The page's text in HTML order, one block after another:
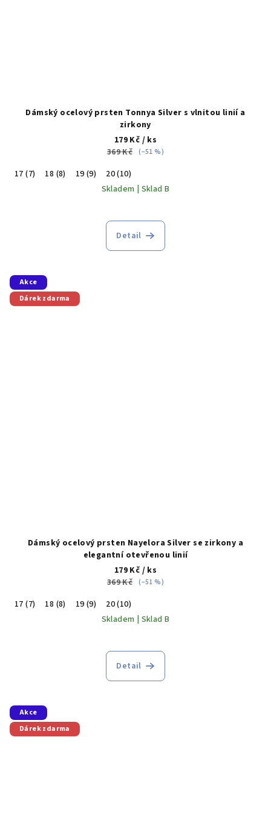
Dámský ocelový prsten Tonnya Silver s vlnitou linií a
zirkony
179 Kč / ks
369 Kč (–51 %)
17 (7) 18 (8) 19 (9)
20 (10)
Skladem | Sklad B
Detail
Akce
Dárek zdarma
Dámský ocelový prsten Nayelora Silver se zirkony a
elegantní otevřenou linií
179 Kč / ks
369 Kč (–51 %)
17 (7) 18 (8) 19 (9)
20 (10)
Skladem | Sklad B
Detail
Akce
Dárek zdarma